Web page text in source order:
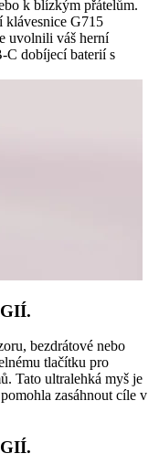
k blízkým přátelům.
klávesnice G715
uvolnili váš herní
C dobíjecí baterií s
bezdrátové nebo
tlačítku pro
Tato ultralehká myš je
zasáhnout cíle v